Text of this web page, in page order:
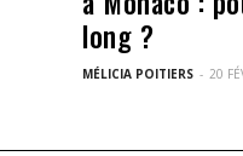
long ?
MÉLICIA POITIERS - 20